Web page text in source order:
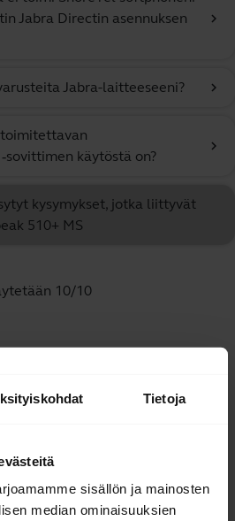
Tietoja
sisällön ja mainosten
median ominaisuuksien
Jabra Directin asennuksen
chevron_right
Jabra-laitteeseeni? chevron_right
käytöstä on?
chevron_right
kysymykset, jotka liittyvät
510+ MS
10/10
käsikirja
expand_more